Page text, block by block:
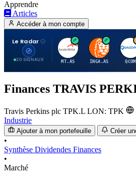
Apprendre
Articles
Accéder à mon compte
Le Radar
20 SIGNAUX
A
MT.AS
I
INGA.AS
Q
QCOM
Finances TRAVIS
Travis Perkins plc TPK.L LON: TPK
Industrie
Ajouter à mon portefeuille Créer
•
Synthèse Dividendes Finances
•
Marché